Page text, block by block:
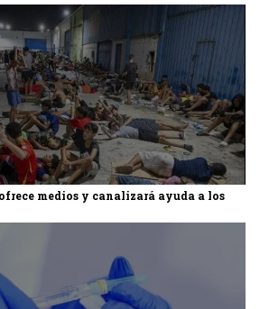
medios y canalizará ayuda a los